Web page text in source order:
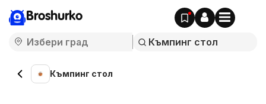
Broshurko
Къмпинг стол